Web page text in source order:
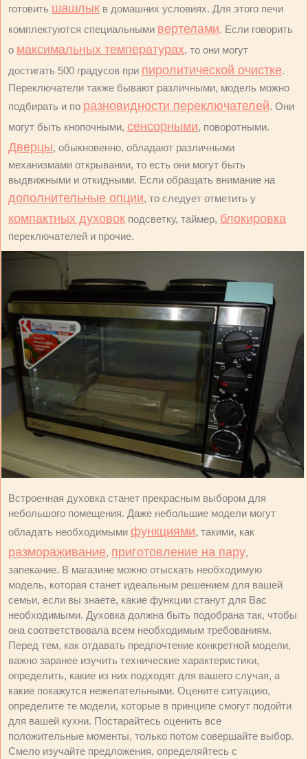
готовить шашлык в домашних условиях. Для этого печи
комплектуются специальными вертелами. Если говорить
о максимальных температурах, то они могут
достигать 500 градусов при пиролитической очистке.
Переключатели также бывают различными, модель можно
подбирать и по разновидности переключателей. Они
могут быть кнопочными, сенсорными, поворотными.
Дверцы, обыкновенно, обладают различными
механизмами открывании, то есть они могут быть
выдвижными и откидными. Если обращать внимание на
дополнительные опции, то следует отметить у
компактных духовок подсветку, таймер, блокировка
переключателей и прочие.
Встроенная духовка станет прекрасным выбором для
небольшого помещения. Даже небольшие модели могут
обладать необходимыми функциями, такими, как
размораживание, приготовление на пару,
запекание. В магазине можно отыскать необходимую
модель, которая станет идеальным решением для вашей
семьи, если вы знаете, какие функции станут для Вас
необходимыми. Духовка должна быть подобрана так, чтобы
она соответствовала всем необходимым требованиям.
Перед тем, как отдавать предпочтение конкретной модели,
важно заранее изучить технические характеристики,
определить, какие из них подходят для вашего случая, а
какие покажутся нежелательными. Оцените ситуацию,
определите те модели, которые в принципе смогут подойти
для вашей кухни. Постарайтесь оценить все
положительные моменты, только потом совершайте выбор.
Смело изучайте предложения, определяйтесь с